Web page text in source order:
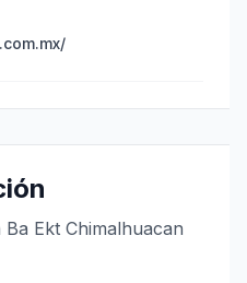
Ekt Chimalhuacan